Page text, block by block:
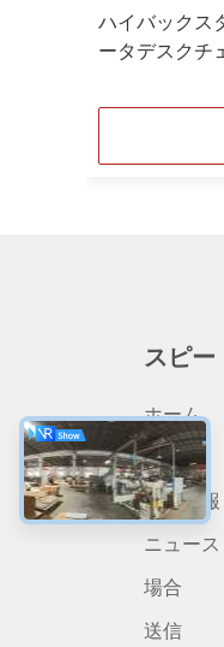
ハイバックス
ータデスクチ
スピー
ホーム
製品
会社情報
ニュース
場合
送信